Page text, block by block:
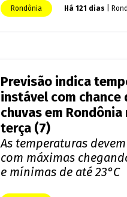
Rondônia Há 121 dias |
Previsão indica
instável com chance
chuvas em Rondônia
terça (7)
As temperaturas
com máximas
e mínimas de até 23°C